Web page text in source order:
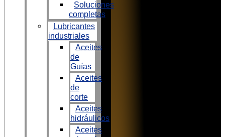
Soluciones
completas
Lubricantes
industriales
Aceites
de
Guías
Aceites
de
corte
Aceites
hidráulicos
Aceites